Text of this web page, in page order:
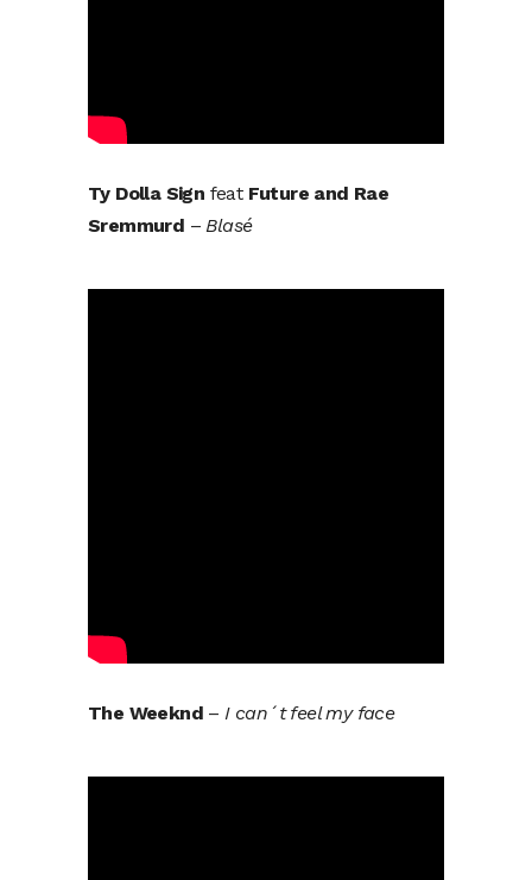
Ty Dolla Sign feat Future and Rae
Sremmurd –Blasé
The Weeknd –I can´t feel my face